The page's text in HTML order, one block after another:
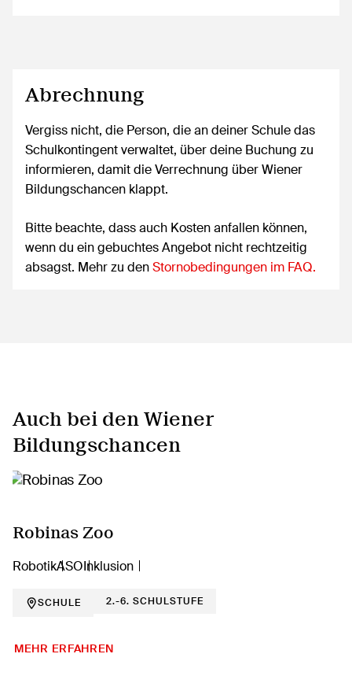
Abrechnung
Vergiss nicht, die Person, die an deiner Schule das
Schulkontingent verwaltet, über deine Buchung zu
informieren, damit die Verrechnung über Wiener
Bildungschancen klappt.
Bitte beachte, dass auch Kosten anfallen können,
wenn du ein gebuchtes Angebot nicht rechtzeitig
absagst. Mehr zu denStornobedingungen im FAQ.
Auch bei den Wiener
Bildungschancen
Robinas Zoo
RobotikASOInklusion
SCHULE 2.-6. SCHULSTUFE
MEHR ERFAHREN